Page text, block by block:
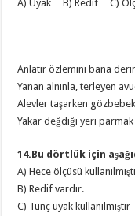
A) Uyak B) Redif C)
Anlatır özlemini bana
Yanan alnınla, terleyen
Alevler taşarken
Yakar değdiği yeri parmak
14.Bu dörtlük için
A) Hece ölçüsü
B) Redif vardır.
C) Tunç uyak kullanılmıştır